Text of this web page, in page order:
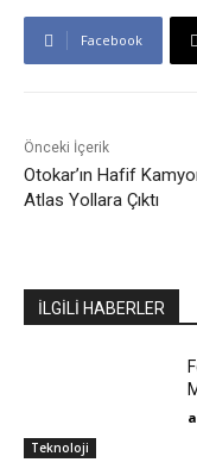
Facebook
Önceki İçerik
Otokar’ın Hafif
Atlas Yollara Çıktı
İLGİLİ HABERLER
Teknoloji